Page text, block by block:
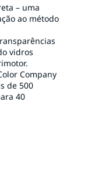
– uma
ao método
vidros
Company
de 500
40